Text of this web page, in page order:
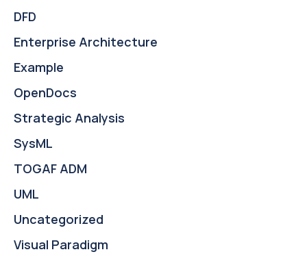
DFD
Enterprise Architecture
Example
OpenDocs
Strategic Analysis
SysML
TOGAF ADM
UML
Uncategorized
Visual Paradigm